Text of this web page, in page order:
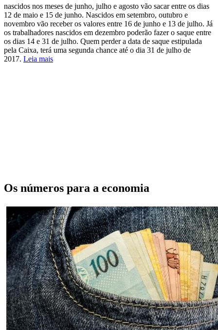
nascidos nos meses de junho, julho e agosto vão sacar entre os dias
12 de maio e 15 de junho. Nascidos em setembro, outubro e
novembro vão receber os valores entre 16 de junho e 13 de julho. Já
os trabalhadores nascidos em dezembro poderão fazer o saque entre
os dias 14 e 31 de julho. Quem perder a data de saque estipulada
pela Caixa, terá uma segunda chance até o dia 31 de julho de
2017. Leia mais
Os números para a economia